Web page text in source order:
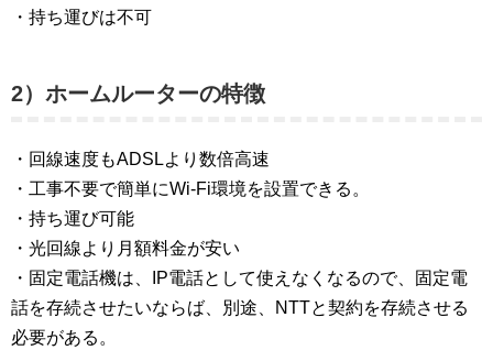
・持ち運びは不可
2）ホームルーターの特徴
・回線速度もADSLより数倍高速
・工事不要で簡単にWi-Fi環境を設置できる。
・持ち運び可能
・光回線より月額料金が安い
・固定電話機は、IP電話として使えなくなるので、固定電
話を存続させたいならば、別途、NTTと契約を存続させる
必要がある。